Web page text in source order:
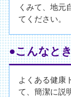
くみて、地元
てください。
●こんなと
よくある健康
て、簡潔に説